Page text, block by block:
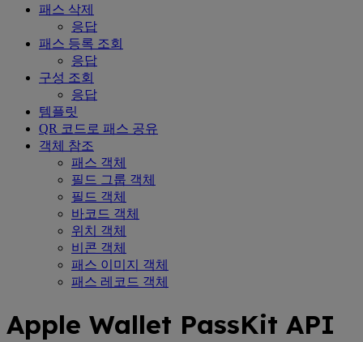
패스 삭제
응답
패스 등록 조회
응답
구성 조회
응답
템플릿
QR 코드로 패스 공유
객체 참조
패스 객체
필드 그룹 객체
필드 객체
바코드 객체
위치 객체
비콘 객체
패스 이미지 객체
패스 레코드 객체
Apple Wallet PassKit API